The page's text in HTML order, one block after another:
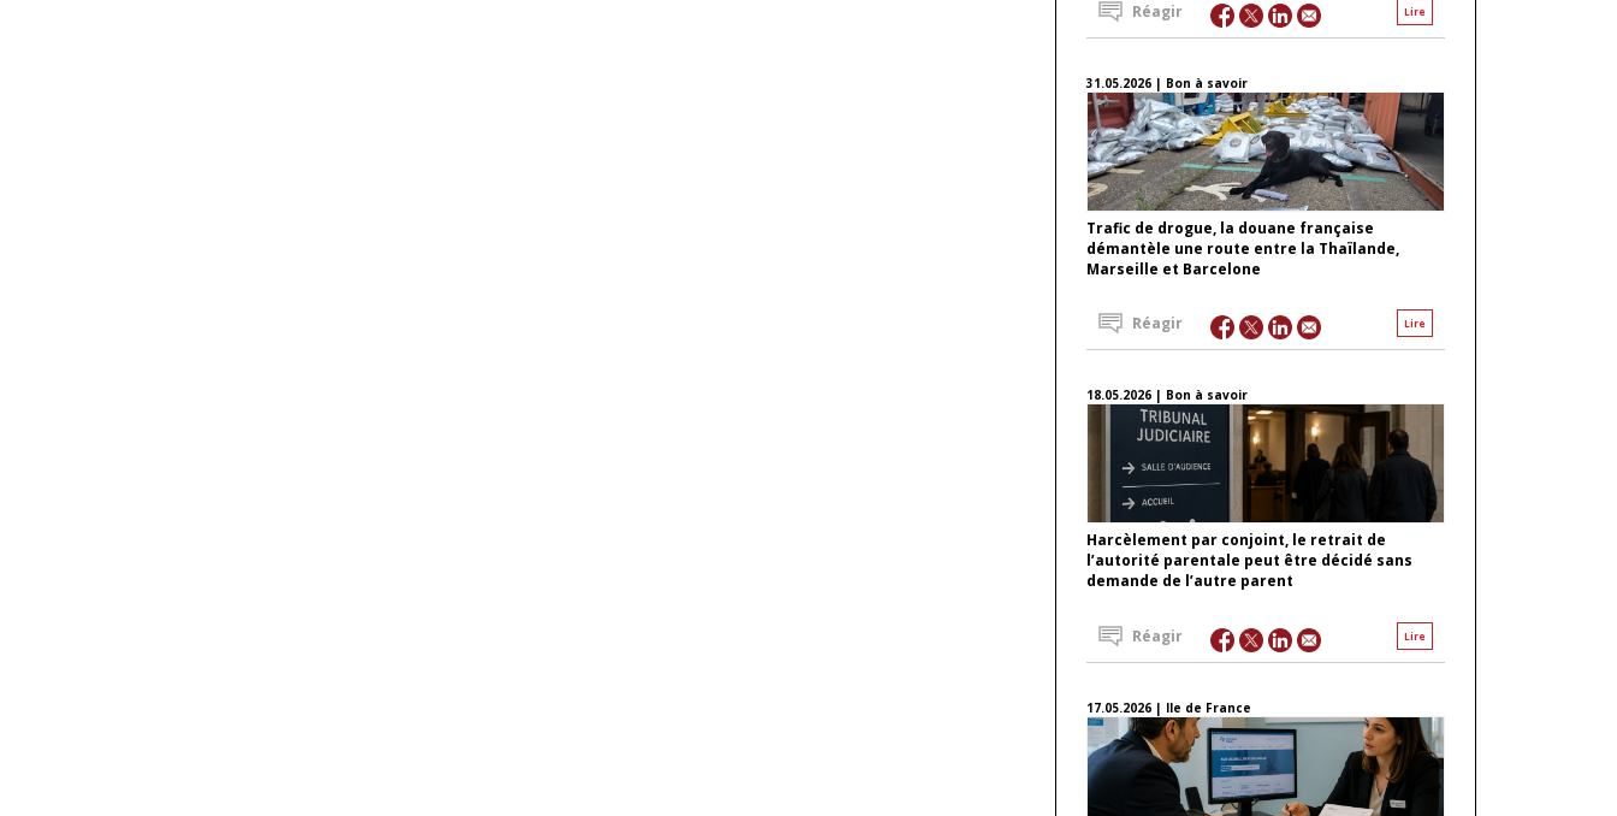
Lire
Réagir
31.05.2026 | Bon à savoir
Trafic de drogue, la douane française
démantèle une route entre la Thaïlande,
Marseille et Barcelone
Lire
Réagir
18.05.2026 | Bon à savoir
Harcèlement par conjoint, le retrait de
l’autorité parentale peut être décidé sans
demande de l’autre parent
Lire
Réagir
17.05.2026 | Ile de France